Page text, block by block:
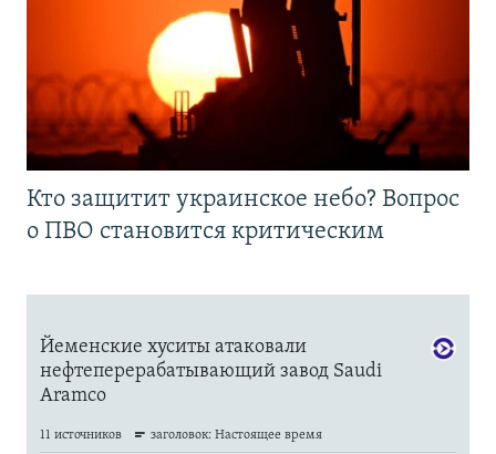
Кто защитит украинское небо? Вопрос
о ПВО становится критическим